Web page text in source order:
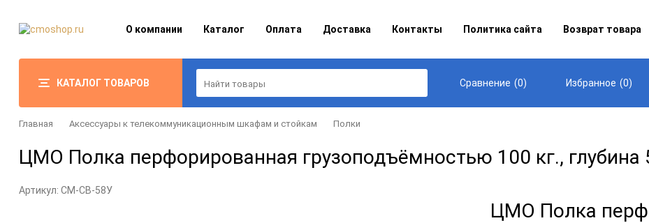
О компании Каталог Оплата Доставка Контакты Политика сайта Возврат товара
КАТАЛОГ ТОВАРОВ Сравнение (0) Избранное (0)
Главная Аксессуары к телекоммуникационным шкафам и стойкам Полки
ЦМО Полка перфорированная грузоподъёмностью 100 кг.,
Артикул: CM-СВ-58У
ЦМО Полка